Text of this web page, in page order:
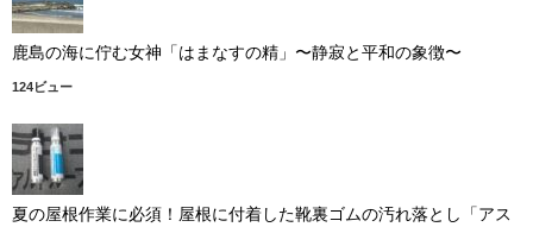
鹿島の海に佇む女神「はまなすの精」〜静寂と平和の象徴〜
124ビュー
夏の屋根作業に必須！屋根に付着した靴裏ゴムの汚れ落とし「アス